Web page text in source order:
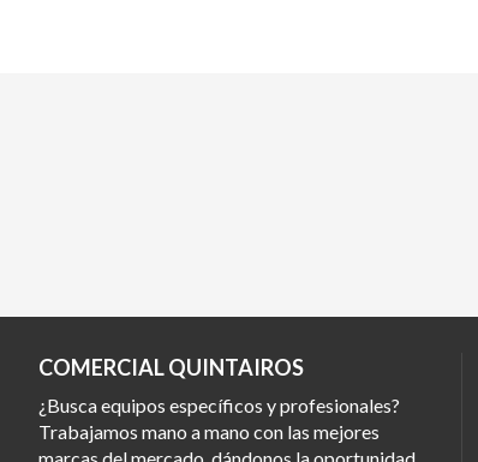
COMERCIAL QUINTAIROS
¿Busca equipos específicos y profesionales?
Trabajamos mano a mano con las mejores